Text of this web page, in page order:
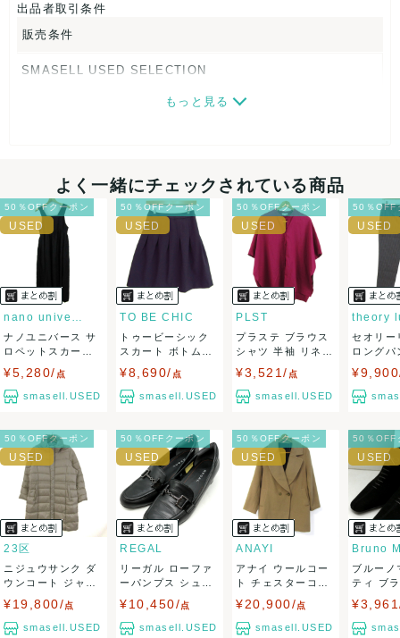
なし
出品者取引条件
販売条件
SMASELL USED SELECTION
画像ダウンロードなので、転売にも最適♪
ネコポスの場合は日時指定ができませんので、ご了承下さい
ませ。
USED品に関しましては、見る方によって状態の価値観が異な
りますので、トラブルを避けるため、神経質な方や完璧な商
品を求められる方は御購入をお控えください。
また商品には細心の注意をはらっておりますが、何かござい
い致します。対応できることがあれば、誠意をもって対応致
します。
また並行輸入品もございますので、真贋方法などお答えでき
ない場合もございます。
万が一、購入後に偽造品等が発覚しましたら、返品・返金に
て対応致しますので、ご連絡お願い致します。
もっと見る
よく一緒にチェックされている商品
50％OFFクーポン
nano universe
ナノユニバース サ
ロペットスカート
¥5,280/ 点
smasell.USED
50％OFFクーポン
TO BE CHIC
トゥービーシック
スカート ボトムス
¥8,690/ 点
smasell.USED
50％OFFクーポン
PLST
プラステ ブラウス
シャツ 半袖 リネン
¥3,521/ 点
smasell.USED
50％OFF
theory
セオリー
ロング
50％OFFクーポン
23区
ニジュウサンク ダ
ウンコート ジャン
パー 大きいサ...
¥19,800/点
smasell.USED
50％OFFクーポン
REGAL
リーガル ローファ
ーパンプス シュー
ズ ブランド ...
¥10,450/点
smasell.USED
50％OFFクーポン
ANAYI
アナイ ウールコー
ト チェスターコー
ト アウター ...
¥20,900/点
smasell.USED
50％OFF
Bruno
ブルーノ
ティ ブ
ーズ 靴